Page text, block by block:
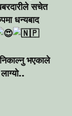
सचेत
धन्यबाद
भएकाले